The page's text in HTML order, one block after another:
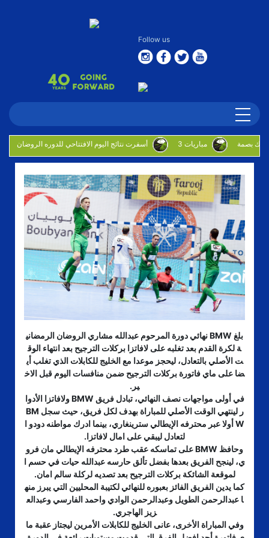
Follow us
أسفرت نتائج اليوم الافتتاحي للدوره الروضان 3 مباريات
بلغ BMW نهائي دورة المرحوم عبدالله مشاري الروضان الرمضاني
ة لكرة القدم بعد تغلبه على لافاتزا بركلات الترجيح بعد انتهاء الوق
ت الأصلي بالتعادل، ليحجز موعدا مع الخليج للكابلات الذي تغلب أي
ضا على ماي فاتورة بركلات الترجيح ضمن منافسات اليوم قبل الاخ
ير.
في أولى مواجهات نصف النهائي، تبادل فريق BMW ولافاتزا الأدوا
ر لينتهي الوقت الأصلي للمباراة بهدف لكل فريق، حيث سجل BM
W أولا عبر محترفه الإيطالي سترينغاري، بينما ادرك مواطنه دودو ا
لتعادل ليبقي على امال لافاتزا.
وحافظ BMW على تماسكه عقب طرد محترفه الإيطالي مان فرو
ي، لينجح الفريق بعدها بفضل تألق حارسه عبدالله حيات في حسم ا
لموقعة الشائكة بركلات الترجيح بعد تصديه لركلة سالم امان.
كما يدين الفريق الفائز بعبوره للنهائي لكتيبة المحليين التي يبرز منه
ا عبدالرحمن الطويل وعبدالرحمن الوادي واحمد الفارسي وعبدالع
زيز الهاجري.
وفي المباراة الأخرى، عانى الخليج للكابلات الأمرين ليجتاز عقبة ما